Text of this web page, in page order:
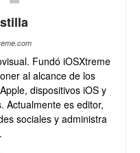
Fundó iOSXtreme
al alcance de los
dispositivos iOS y
Actualmente es editor,
sociales y administra